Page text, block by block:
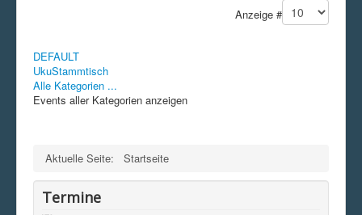
Anzeige #
DEFAULT
UkuStammtisch
Alle Kategorien ...
Events aller Kategorien anzeigen
Aktuelle Seite: Startseite
Termine